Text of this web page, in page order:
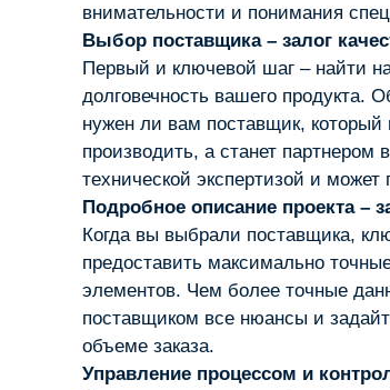
внимательности и понимания
Выбор поставщика – залог
Первый и ключевой шаг – найти
долговечность вашего
нужен ли вам поставщик, который
производить, а станет
технической экспертизой и может
Подробное описание проекта –
Когда вы выбрали поставщика,
предоставить максимально
элементов. Чем более точные
поставщиком все нюансы и
объеме заказа.
Управление процессом и